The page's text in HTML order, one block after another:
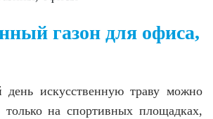
газон для офиса,
день искусственную траву можно
только на спортивных площадках,